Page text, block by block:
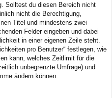
Solltest du diesen Bereich nicht
nicht die Berechtigung,
Titel und mindestens zwei
Felder eingeben und dabei
in einer eigenen Zeile steht.
pro Benutzer“ festlegen, wie
kann, welches Zeitlimit für die
unbegrenzte Umfrage) und
ändern können.